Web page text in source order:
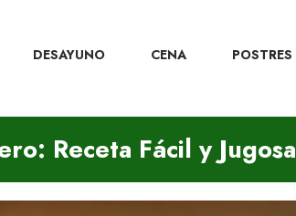
DESAYUNO CENA POSTRES
Receta Fácil y Jugosa